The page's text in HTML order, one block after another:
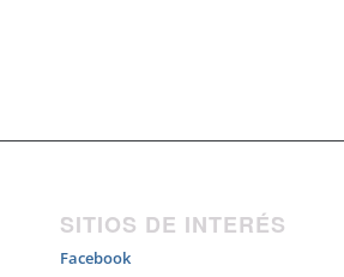
SITIOS DE INTERÉS
Facebook